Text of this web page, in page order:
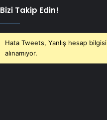
Bizi Takip Edin!
Hata Tweets, Yanlış hesap bilgisi
alınamıyor.